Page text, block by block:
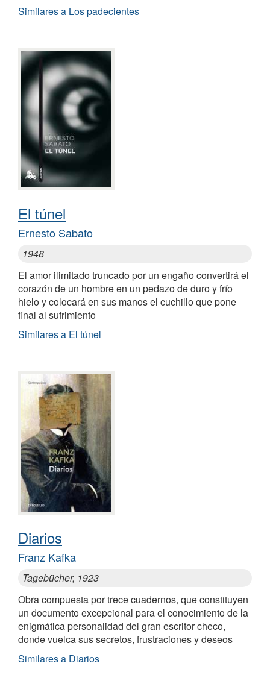
Similares a Los padecientes
El túnel
Ernesto Sabato
1948
El amor ilimitado truncado por un engaño convertirá el
corazón de un hombre en un pedazo de duro y frío
hielo y colocará en sus manos el cuchillo que pone
final al sufrimiento
Similares a El túnel
Diarios
Franz Kafka
Tagebücher, 1923
Obra compuesta por trece cuadernos, que constituyen
un documento excepcional para el conocimiento de la
enigmática personalidad del gran escritor checo,
donde vuelca sus secretos, frustraciones y deseos
Similares a Diarios